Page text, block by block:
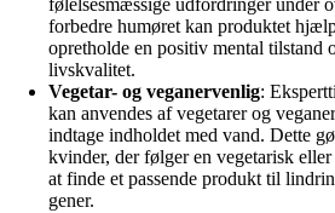
følelsesmæssige udfordringer under
forbedre humøret kan produktet
opretholde en positiv mental tilstand
livskvalitet.
Vegetar- og veganervenlig:
kan anvendes af vegetarer og
indtage indholdet med vand. Dette
kvinder, der følger en vegetarisk
at finde et passende produkt til
gener.